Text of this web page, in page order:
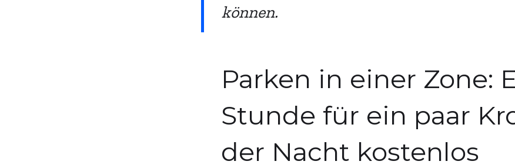
können.
Parken in einer Zone:
Stunde für ein paar
der Nacht kostenlos